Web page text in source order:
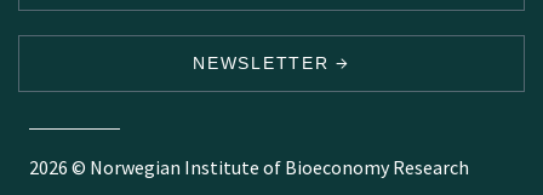
NEWSLETTER
2026 © Norwegian Institute of Bioeconomy Research